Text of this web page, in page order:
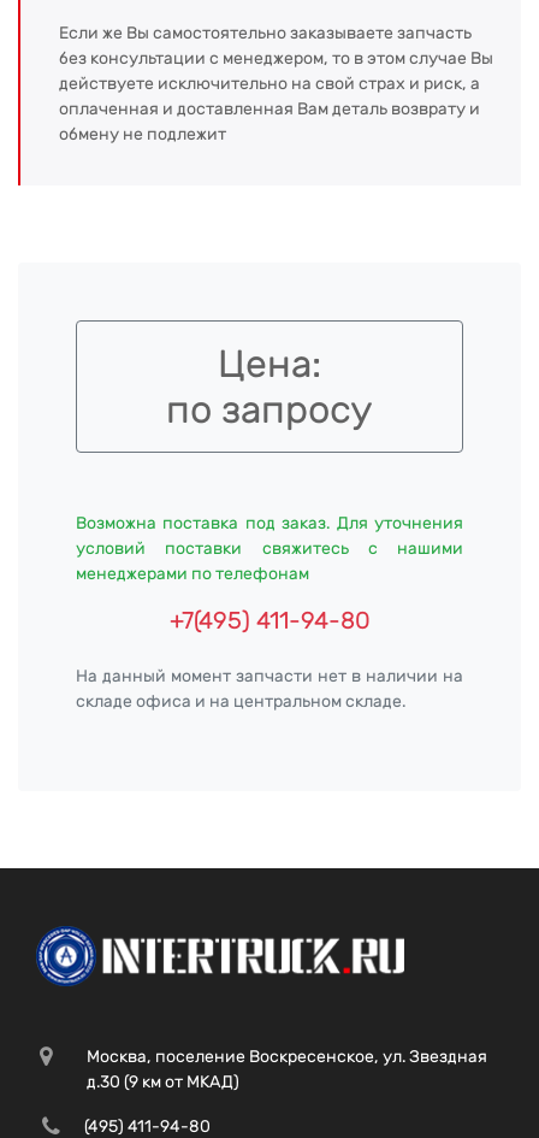
Если же Вы самостоятельно заказываете запчасть
без консультации с менеджером, то в этом случае Вы
действуете исключительно на свой страх и риск, а
оплаченная и доставленная Вам деталь возврату и
обмену не подлежит
Цена:
по запросу
Возможна поставка под заказ. Для уточнения
условий поставки свяжитесь с нашими
менеджерами по телефонам
+7(495) 411-94-80
На данный момент запчасти нет в наличии на
складе офиса и на центральном складе.
Москва, поселение Воскресенское, ул. Звездная
д.30 (9 км от МКАД)
(495) 411-94-80